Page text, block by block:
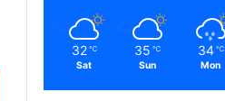
32 ℃
Sat
35 ℃
Sun
34 ℃
Mon